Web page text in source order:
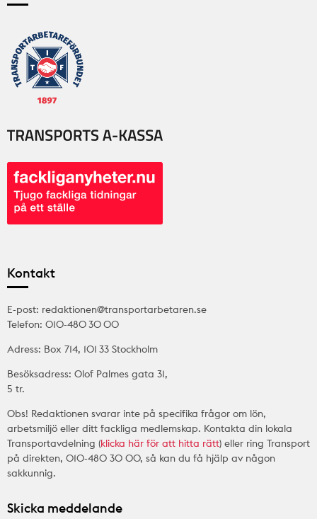
Kontakt
E-post: redaktionen@transportarbetaren.se
Telefon: 010-480 30 00
Adress: Box 714, 101 33 Stockholm
Besöksadress: Olof Palmes gata 31,
5 tr.
Obs! Redaktionen svarar inte på specifika frågor om lön,
arbetsmiljö eller ditt fackliga medlemskap. Kontakta din lokala
Transportavdelning (klicka här för att hitta rätt) eller ring Transport
på direkten, 010-480 30 00, så kan du få hjälp av någon
sakkunnig.
Skicka meddelande